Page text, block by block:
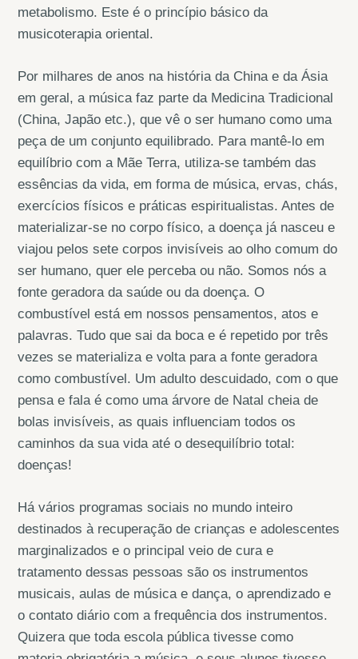
metabolismo. Este é o princípio básico da
musicoterapia oriental.
Por milhares de anos na história da China e da Ásia
em geral, a música faz parte da Medicina Tradicional
(China, Japão etc.), que vê o ser humano como uma
peça de um conjunto equilibrado. Para mantê-lo em
equilíbrio com a Mãe Terra, utiliza-se também das
essências da vida, em forma de música, ervas, chás,
exercícios físicos e práticas espiritualistas. Antes de
materializar-se no corpo físico, a doença já nasceu e
viajou pelos sete corpos invisíveis ao olho comum do
ser humano, quer ele perceba ou não. Somos nós a
fonte geradora da saúde ou da doença. O
combustível está em nossos pensamentos, atos e
palavras. Tudo que sai da boca e é repetido por três
vezes se materializa e volta para a fonte geradora
como combustível. Um adulto descuidado, com o que
pensa e fala é como uma árvore de Natal cheia de
bolas invisíveis, as quais influenciam todos os
caminhos da sua vida até o desequilíbrio total:
doenças!
Há vários programas sociais no mundo inteiro
destinados à recuperação de crianças e adolescentes
marginalizados e o principal veio de cura e
tratamento dessas pessoas são os instrumentos
musicais, aulas de música e dança, o aprendizado e
o contato diário com a frequência dos instrumentos.
Quizera que toda escola pública tivesse como